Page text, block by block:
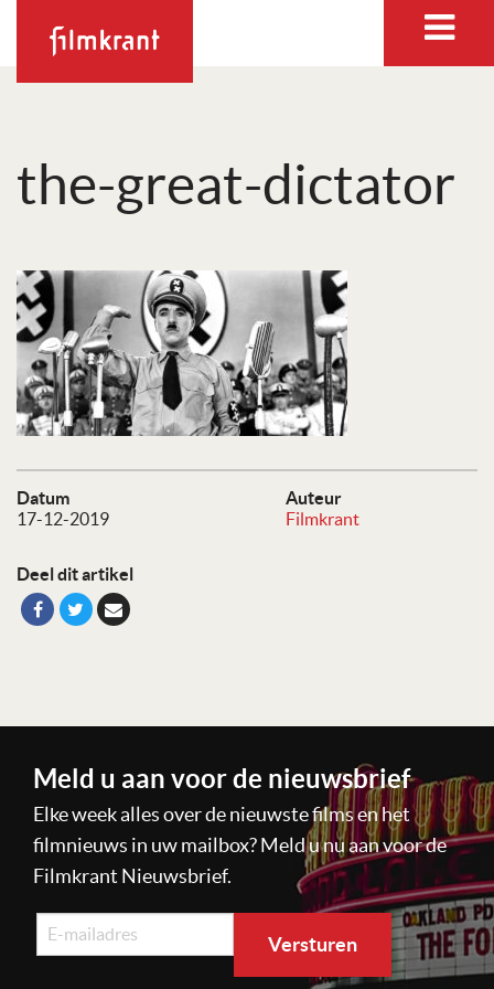
the-great-dictator
Datum
17-12-2019
Auteur
Filmkrant
Deel dit artikel
Meld u aan voor de nieuwsbrief
Elke week alles over de nieuwste films en het
filmnieuws in uw mailbox? Meld u nu aan voor de
Filmkrant Nieuwsbrief.